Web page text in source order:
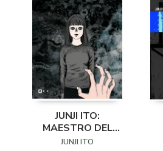
JUNJI ITO:
MAESTRO DEL
TERROR HIKIZUKI Y
JUNJI ITO